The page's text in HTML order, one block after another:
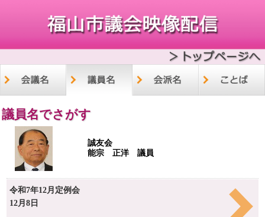
議員名でさがす
誠友会
能宗 正洋 議員
令和7年12月定例会
12月8日